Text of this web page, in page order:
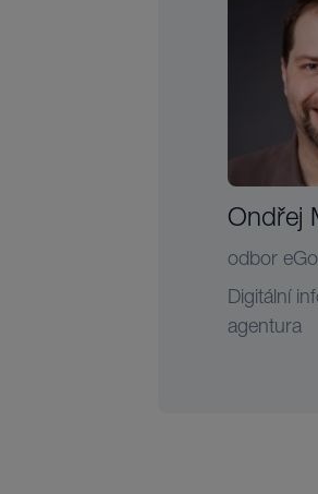
Ondřej
odbor
Digitální
agentura